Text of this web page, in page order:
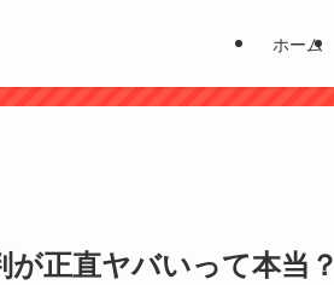
ホーム
正直ヤバいって本当？